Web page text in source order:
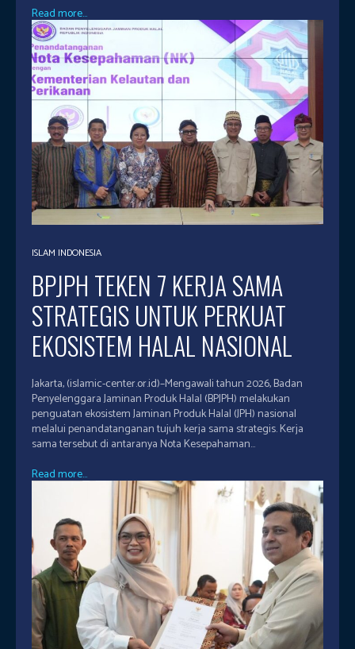
Read more...
ISLAM INDONESIA
BPJPH TEKEN 7 KERJA SAMA
STRATEGIS UNTUK PERKUAT
EKOSISTEM HALAL NASIONAL
Jakarta, (islamic-center.or.id)–Mengawali tahun 2026, Badan
Penyelenggara Jaminan Produk Halal (BPJPH) melakukan
penguatan ekosistem Jaminan Produk Halal (JPH) nasional
melalui penandatanganan tujuh kerja sama strategis. Kerja
sama tersebut di antaranya Nota Kesepahaman...
Read more...